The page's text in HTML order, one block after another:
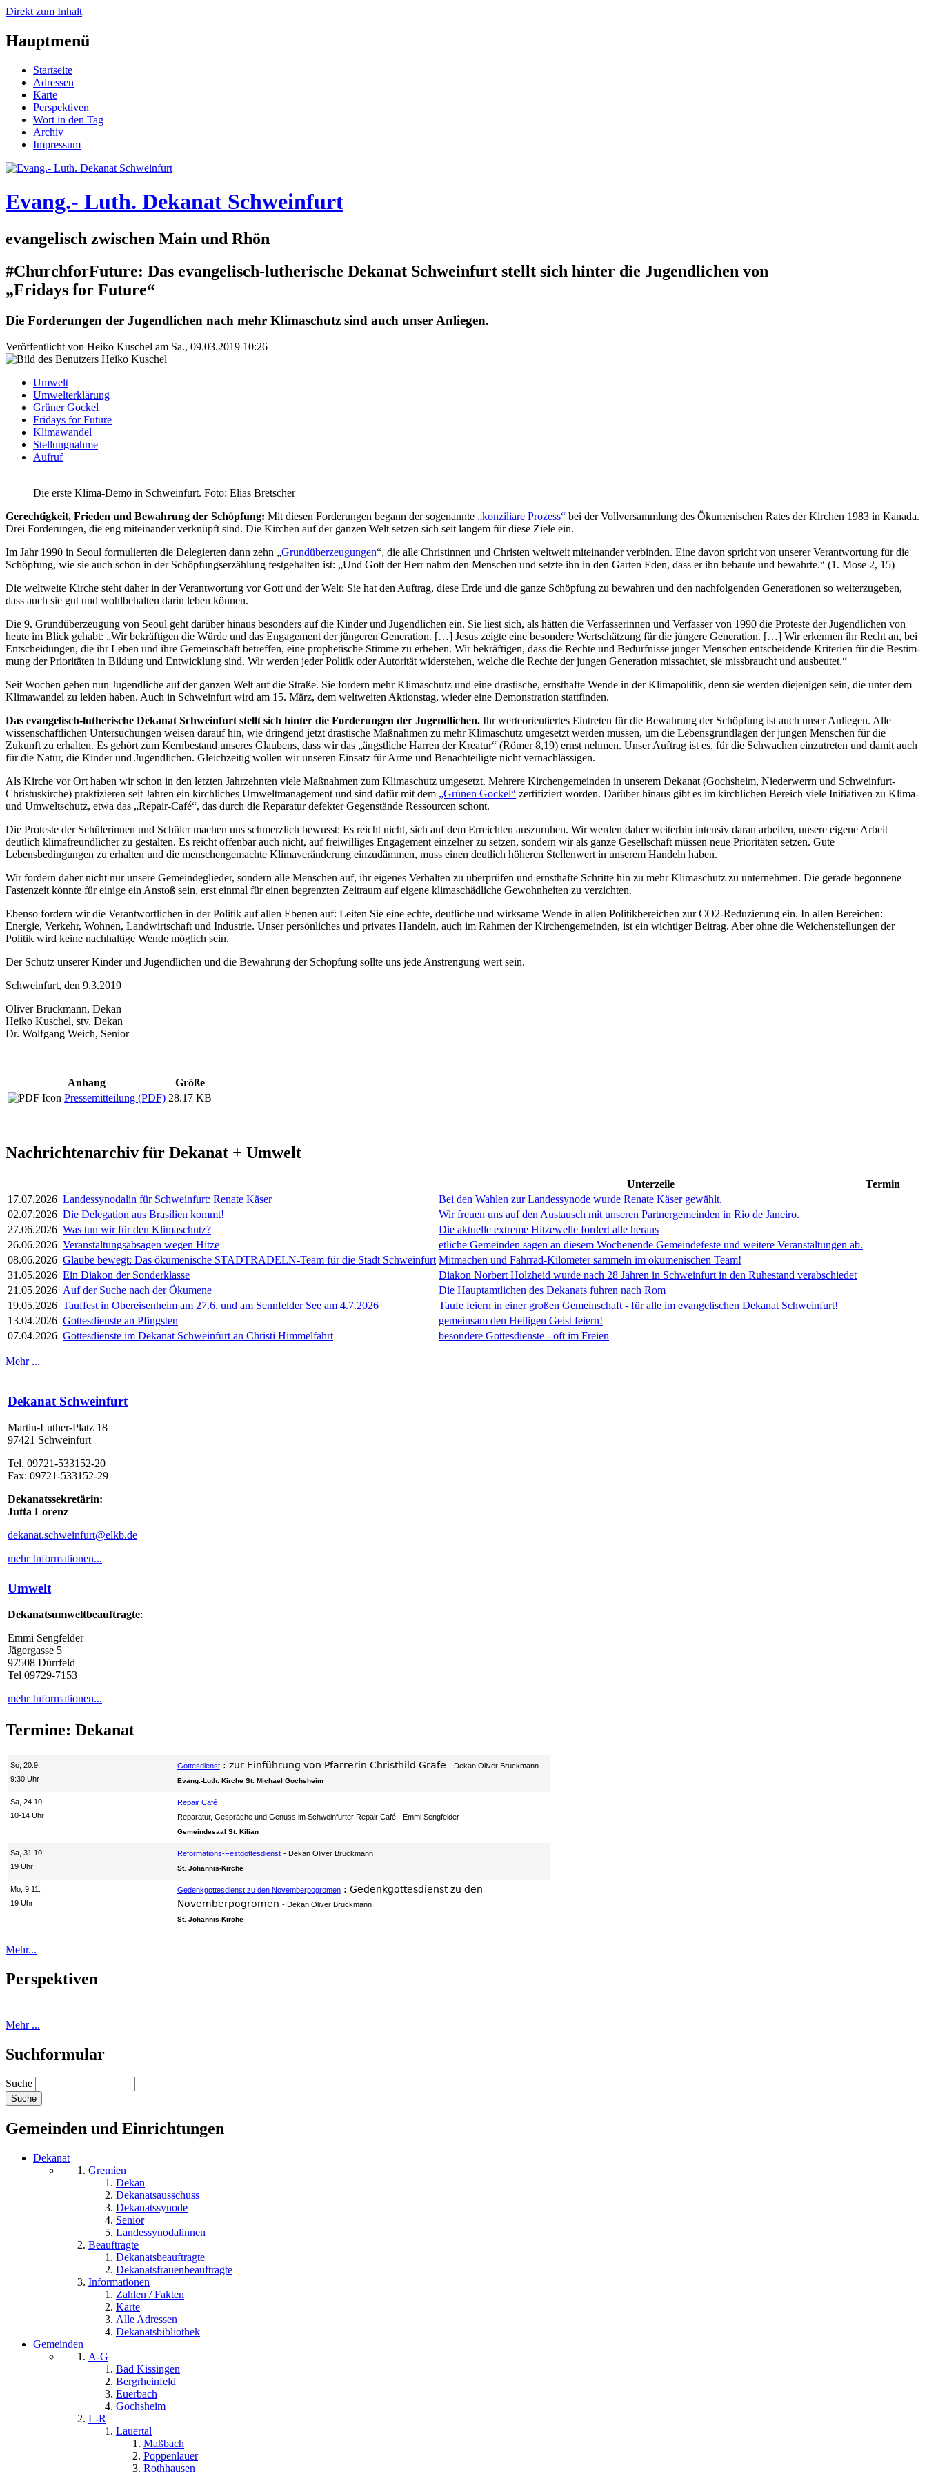
Direkt zum Inhalt
Hauptmenü
Startseite
Adressen
Karte
Perspektiven
Wort in den Tag
Archiv
Impressum
Evang.- Luth. Dekanat Schweinfurt
evangelisch zwischen Main und Rhön
#ChurchforFuture: Das evangelisch-lutherische Dekanat Schweinfurt stellt sich hinter die Jugendlichen von
„Fridays for Future“
Die Forderungen der Jugendlichen nach mehr Klimaschutz sind auch unser Anliegen.
Veröffentlicht von Heiko Kuschel am Sa., 09.03.2019 10:26
Umwelt
Umwelterklärung
Grüner Gockel
Fridays for Future
Klimawandel
Stellungnahme
Aufruf
Die erste Klima-Demo in Schweinfurt. Foto: Elias Bretscher
Gerechtigkeit, Frieden und Bewahrung der Schöpfung: Mit diesen Forderungen begann der sogenannte „konziliare Prozess“ bei der Vollversammlung des Ökumenischen Rates der Kirchen 1983 in Kanada.
Drei Forderungen, die eng miteinander verknüpft sind. Die Kirchen auf der ganzen Welt setzen sich seit langem für diese Ziele ein.
Im Jahr 1990 in Seoul formulierten die Delegierten dann zehn „Grundüberzeugungen“, die alle Christinnen und Christen weltweit miteinander verbinden. Eine davon spricht von unserer Verantwortung für die
Schöpfung, wie sie auch schon in der Schöpfungserzählung festgehalten ist: „Und Gott der Herr nahm den Menschen und setzte ihn in den Garten Eden, dass er ihn bebaute und bewahrte.“ (1. Mose 2, 15)
Die weltweite Kirche steht daher in der Verantwortung vor Gott und der Welt: Sie hat den Auftrag, diese Erde und die ganze Schöpfung zu bewahren und den nachfolgenden Generationen so weiterzugeben,
dass auch sie gut und wohlbehalten darin leben können.
Die 9. Grundüberzeugung von Seoul geht darüber hinaus besonders auf die Kinder und Jugendlichen ein. Sie liest sich, als hätten die Verfasserinnen und Verfasser von 1990 die Proteste der Jugendlichen von
heute im Blick gehabt: „Wir bekräftigen die Würde und das Engagement der jüngeren Generation. […] Jesus zeigte eine besondere Wertschätzung für die jüngere Generation. […] Wir erkennen ihr Recht an, bei
Entscheidungen, die ihr Leben und ihre Gemeinschaft betreffen, eine prophetische Stimme zu erheben. Wir bekräftigen, dass die Rechte und Bedürfnisse junger Menschen entscheidende Kriterien für die Bestim­
mung der Prioritäten in Bil­dung und Entwicklung sind. Wir werden jeder Politik oder Autorität widerstehen, welche die Rechte der jungen Generation missachtet, sie missbraucht und ausbeu­tet.“
Seit Wochen gehen nun Jugendliche auf der ganzen Welt auf die Straße. Sie fordern mehr Klimaschutz und eine drastische, ernsthafte Wende in der Klimapolitik, denn sie werden diejenigen sein, die unter dem
Klimawandel zu leiden haben. Auch in Schweinfurt wird am 15. März, dem weltweiten Aktionstag, wieder eine Demonstration stattfinden.
Das evangelisch-lutherische Dekanat Schweinfurt stellt sich hinter die Forderungen der Jugendlichen. Ihr werteorientiertes Eintreten für die Bewahrung der Schöpfung ist auch unser Anliegen. Alle
wissenschaftlichen Untersuchungen weisen darauf hin, wie dringend jetzt drastische Maßnahmen zu mehr Klimaschutz umgesetzt werden müssen, um die Lebensgrundlagen der jungen Menschen für die
Zukunft zu erhalten. Es gehört zum Kernbestand unseres Glaubens, dass wir das „ängstliche Harren der Kreatur“ (Römer 8,19) ernst nehmen. Unser Auftrag ist es, für die Schwachen einzutreten und damit auch
für die Natur, die Kinder und Jugendlichen. Gleichzeitig wollen wir unseren Einsatz für Arme und Benachteiligte nicht vernachlässigen.
Als Kirche vor Ort haben wir schon in den letzten Jahrzehnten viele Maßnahmen zum Klimaschutz umgesetzt. Mehrere Kirchengemeinden in unserem Dekanat (Gochsheim, Niederwerrn und Schweinfurt-
Christuskirche) praktizieren seit Jahren ein kirchliches Umweltmanagement und sind dafür mit dem „Grünen Gockel“ zertifiziert worden. Darüber hinaus gibt es im kirchlichen Bereich viele Initiativen zu Klima-
und Umweltschutz, etwa das „Repair-Café“, das durch die Reparatur defekter Gegenstände Ressourcen schont.
Die Proteste der Schülerinnen und Schüler machen uns schmerzlich bewusst: Es reicht nicht, sich auf dem Erreichten auszuruhen. Wir werden daher weiterhin intensiv daran arbeiten, unsere eigene Arbeit
deutlich klimafreundlicher zu gestalten. Es reicht offenbar auch nicht, auf freiwilliges Engagement einzelner zu setzen, sondern wir als ganze Gesellschaft müssen neue Prioritäten setzen. Gute
Lebensbedingungen zu erhalten und die menschengemachte Klimaveränderung einzudämmen, muss einen deutlich höheren Stellenwert in unserem Handeln haben.
Wir fordern daher nicht nur unsere Gemeindeglieder, sondern alle Menschen auf, ihr eigenes Verhalten zu überprüfen und ernsthafte Schritte hin zu mehr Klimaschutz zu unternehmen. Die gerade begonnene
Fastenzeit könnte für einige ein Anstoß sein, erst einmal für einen begrenzten Zeitraum auf eigene klimaschädliche Gewohnheiten zu verzichten.
Ebenso fordern wir die Verantwortlichen in der Politik auf allen Ebenen auf: Leiten Sie eine echte, deutliche und wirksame Wende in allen Politikbereichen zur CO2-Reduzierung ein. In allen Bereichen:
Energie, Verkehr, Wohnen, Landwirtschaft und Industrie. Unser persönliches und privates Handeln, auch im Rahmen der Kirchengemeinden, ist ein wichtiger Beitrag. Aber ohne die Weichenstellungen der
Politik wird keine nachhaltige Wende möglich sein.
Der Schutz unserer Kinder und Jugendlichen und die Bewahrung der Schöpfung sollte uns jede Anstrengung wert sein.
Schweinfurt, den 9.3.2019
Oliver Bruckmann, Dekan
Heiko Kuschel, stv. Dekan
Dr. Wolfgang Weich, Senior
Anhang
Größe
Pressemitteilung (PDF) 28.17 KB
Nachrichtenarchiv für Dekanat + Umwelt
Unterzeile
Termin
17.07.2026 Landessynodalin für Schweinfurt: Renate Käser
Bei den Wahlen zur Landessynode wurde Renate Käser gewählt.
02.07.2026 Die Delegation aus Brasilien kommt!
Wir freuen uns auf den Austausch mit unseren Partnergemeinden in Rio de Janeiro.
27.06.2026 Was tun wir für den Klimaschutz?
Die aktuelle extreme Hitzewelle fordert alle heraus
26.06.2026 Veranstaltungsabsagen wegen Hitze
etliche Gemeinden sagen an diesem Wochenende Gemeindefeste und weitere Veranstaltungen ab.
08.06.2026 Glaube bewegt: Das ökumenische STADTRADELN-Team für die Stadt Schweinfurt Mitmachen und Fahrrad-Kilometer sammeln im ökumenischen Team!
31.05.2026 Ein Diakon der Sonderklasse
Diakon Norbert Holzheid wurde nach 28 Jahren in Schweinfurt in den Ruhestand verabschiedet
21.05.2026 Auf der Suche nach der Ökumene
Die Hauptamtlichen des Dekanats fuhren nach Rom
19.05.2026 Tauffest in Obereisenheim am 27.6. und am Sennfelder See am 4.7.2026
Taufe feiern in einer großen Gemeinschaft - für alle im evangelischen Dekanat Schweinfurt!
13.04.2026 Gottesdienste an Pfingsten
gemeinsam den Heiligen Geist feiern!
07.04.2026 Gottesdienste im Dekanat Schweinfurt an Christi Himmelfahrt besondere Gottesdienste - oft im Freien
Mehr ...
Dekanat Schweinfurt
Martin-Luther-Platz 18
97421 Schweinfurt
Tel. 09721-533152-20
Fax: 09721-533152-29
Dekanatssekretärin:
Jutta Lorenz
dekanat.schweinfurt@elkb.de
mehr Informationen...
Umwelt
Dekanatsumweltbeauftragte:
Emmi Sengfelder
Jägergasse 5
97508 Dürrfeld
Tel 09729-7153
mehr Informationen...
Termine: Dekanat
So, 20.9.
9:30 Uhr
Gottesdienst: zur Einführung von Pfarrerin Christhild Grafe Dekan Oliver Bruckmann
Evang.-Luth. Kirche St. Michael Gochsheim
Sa, 24.10.
10-14 Uhr
Repair Café
Reparatur, Gespräche und Genuss im Schweinfurter Repair Café
Emmi Sengfelder
Gemeindesaal St. Kilian
Sa, 31.10.
19 Uhr
Reformations-Festgottesdienst Dekan Oliver Bruckmann
St. Johannis-Kirche
Mo, 9.11.
19 Uhr
Gedenkgottesdienst zu den Novemberpogromen: Gedenkgottesdienst zu den
Novemberpogromen
Dekan Oliver Bruckmann
St. Johannis-Kirche
Mehr...
Perspektiven
Mehr ...
Suchformular
Suche
Gemeinden und Einrichtungen
Dekanat
Gremien
Dekan
Dekanatsausschuss
Dekanatssynode
Senior
Landessynodalinnen
Beauftragte
Dekanatsbeauftragte
Dekanatsfrauenbeauftragte
Informationen
Zahlen / Fakten
Karte
Alle Adressen
Dekanatsbibliothek
Gemeinden
A-G
Bad Kissingen
Bergrheinfeld
Euerbach
Gochsheim
L-R
Lauertal
Maßbach
Poppenlauer
Rothhausen